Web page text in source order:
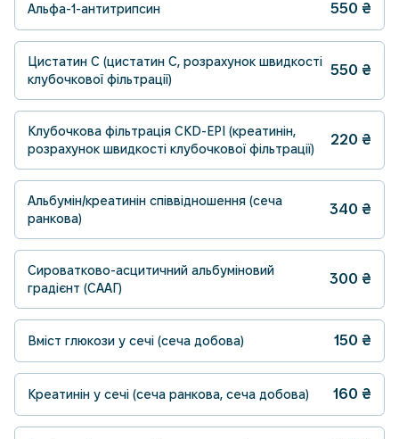
Альфа-1-антитрипсин 550 ₴
Цистатин С (цистатин С, розрахунок швидкості
клубочкової фільтрації)
550 ₴
Клубочкова фільтрація CKD-EPI (креатинін,
розрахунок швидкості клубочкової фільтрації)
220 ₴
Альбумін/креатинін співвідношення (сеча
ранкова)
340 ₴
Сироватково-асцитичний альбуміновий
градієнт (СААГ)
300 ₴
Вміст глюкози у сечі (сеча добова) 150 ₴
Креатинін у сечі (сеча ранкова, сеча добова) 160 ₴